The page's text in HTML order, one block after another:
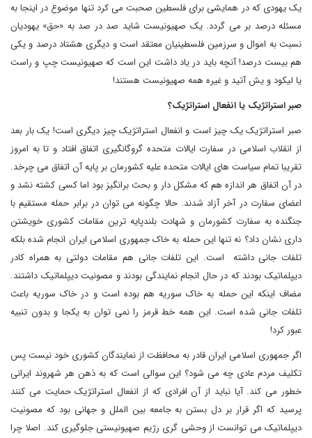
یک یهودی که در همایشی برای فلسطین صحبت می کرد تنها موضوع در اینجا به
مسئله درصد بر می گردد. یک صهیونیست شاید صد در صد به «حق» یهودیان
نسبت به اموال و سرزمین فلسطینیان معتقد است و دیگری هشتاد درصد و یکی
هم بیست درصد! آنچه باید در یاد داشت این است که صهیونیست چپ و راست
یا لیکود و یش آتید و غیره همه صهیونیست هستند!
صبر استراتژیک یا انفعال استراتژیک؟
صبر استراتژیک یک چیز است و انفعال استراتژیک چیز دیگری است! یک بار بعد
از انقلاب اسلامی در سفارت ایالات متحده گروگانگیری اتفاق افتاد و تا به امروز
تقریبا تمام سیاست های ایالات متحده علیه کشورمان بر پایه آن اتفاق می چرخد.
در آن اتفاق هر اندازه هم که مشکل دار و بحث برانگیز بود اما کسی کشته نشد و
اعضای سفارت در آخر آزاد شدند. حالا چگونه می توان در برابر حمله مستقیم با
جنگنده به سفارت کشورمان و شهادت بلندپایه ترین مقامات کشوری خویشتن
داری نشان داد؟ نه تنها این حمله به خاک جمهوری اسلامی ایران انجام شده بلکه
تلفات جانی داشته است. این تلفات جانی هم مقامات دولتی به همراه کادر
دیپلماتیک بودند که در حال انجام نمایندگی بودند و مصونیت دیپلماتیک داشتند.
مضاف اینکه این حمله به خاک سوریه هم بوده است و در خاک سوریه باعث
تلفات جانی شده است. این همه خط قرمز را نمی توان به یکجا و بدون تنبیه
عبور کرد!
اگر جمهوری اسلامی ایران قادر به محافظت از نمایندگان کشوری خود نیست پس
تکلیف مردم عادی چه می شود؟ این سوالی است که به ذهن هر شهروند ایرانی
خطور می کند. آیا نباید از آن افرادی که از انفعال استراتژیک حمایت می کنند
پرسید که اگر قرار بر دل بستن به جامعه بین الملل و جهانی بود که مصونیت
دیپلماتیک می توانست از وحشی گری رژیم صهیونیستی جلوگیری کند. اصلا چرا